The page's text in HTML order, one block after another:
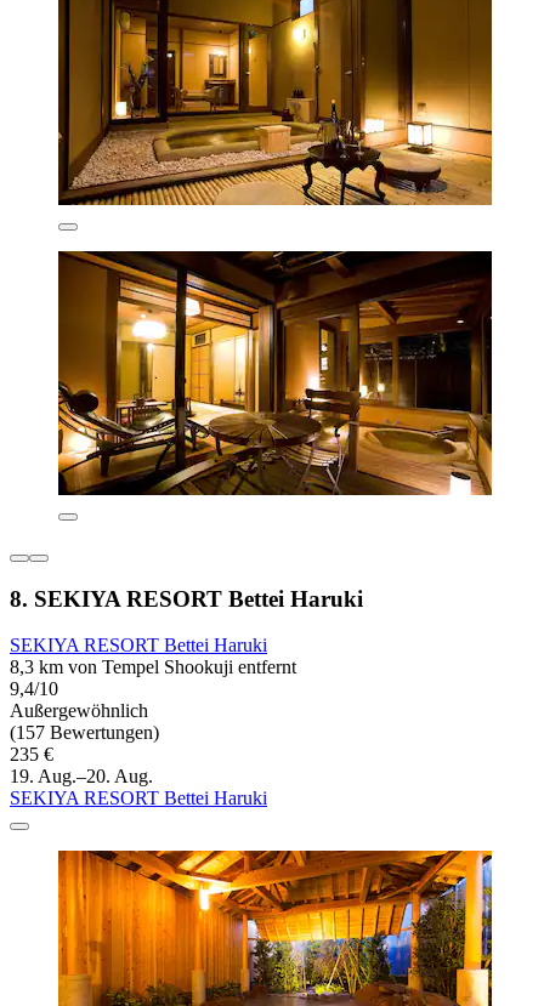
8. SEKIYA RESORT Bettei Haruki
SEKIYA RESORT Bettei Haruki
8,3 km von Tempel Shookuji entfernt
9,4/10
Außergewöhnlich
(157 Bewertungen)
235 €
19. Aug.–20. Aug.
SEKIYA RESORT Bettei Haruki